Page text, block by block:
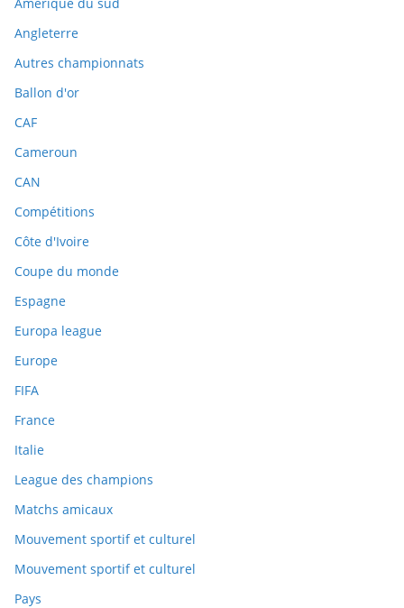
Angleterre
Autres championnats
Ballon d'or
CAF
Cameroun
CAN
Compétitions
Côte d'Ivoire
Coupe du monde
Espagne
Europa league
Europe
FIFA
France
Italie
League des champions
Matchs amicaux
Mouvement sportif et culturel
Mouvement sportif et culturel
Pays